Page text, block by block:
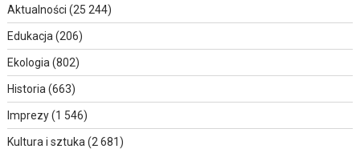
Aktualności (25 244)
Edukacja (206)
Ekologia (802)
Historia (663)
Imprezy(1 546)
Kultura i sztuka (2 681)